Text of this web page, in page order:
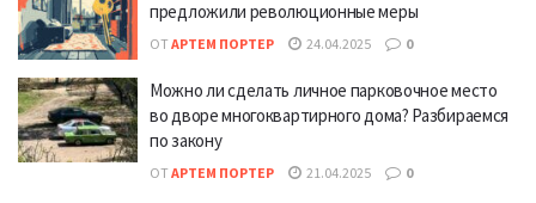
предложили революционные меры
ОТ АРТЕМ ПОРТЕР 24.04.2025 0
Можно ли сделать личное парковочное место
во дворе многоквартирного дома? Разбираемся
по закону
ОТ АРТЕМ ПОРТЕР 21.04.2025 0